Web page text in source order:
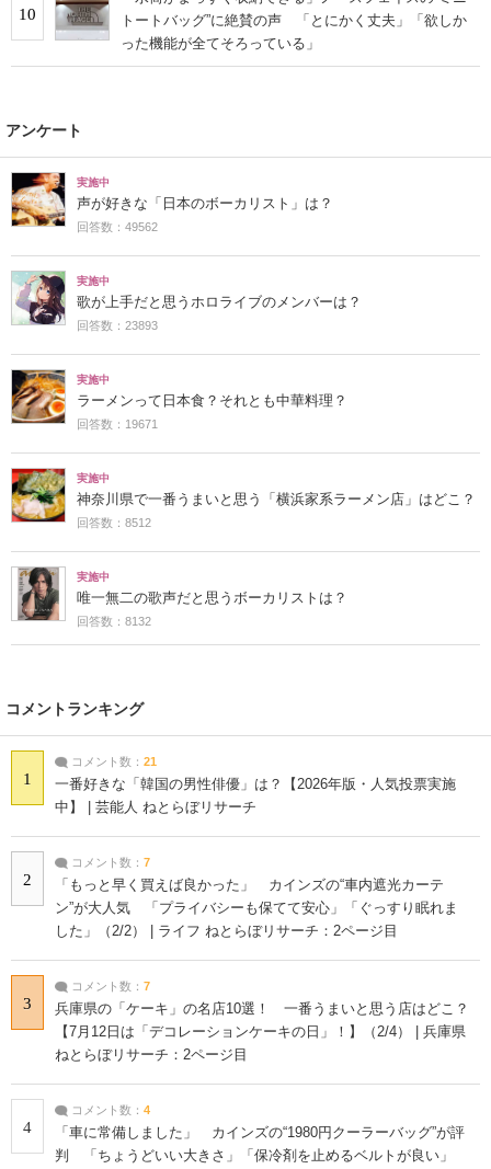
10
トートバッグ”に絶賛の声 「とにかく丈夫」「欲しか
った機能が全てそろっている」
アンケート
実施中
声が好きな「日本のボーカリスト」は？
回答数：49562
実施中
歌が上手だと思うホロライブのメンバーは？
回答数：23893
実施中
ラーメンって日本食？それとも中華料理？
回答数：19671
実施中
神奈川県で一番うまいと思う「横浜家系ラーメン店」はどこ？
回答数：8512
実施中
唯一無二の歌声だと思うボーカリストは？
回答数：8132
コメントランキング
1
コメント数： 21
一番好きな「韓国の男性俳優」は？【2026年版・人気投票実施
中】 | 芸能人 ねとらぼリサーチ
2
コメント数： 7
「もっと早く買えば良かった」 カインズの“車内遮光カーテ
ン”が大人気 「プライバシーも保てて安心」「ぐっすり眠れま
した」（2/2） | ライフ ねとらぼリサーチ：2ページ目
3
コメント数： 7
兵庫県の「ケーキ」の名店10選！ 一番うまいと思う店はどこ？
【7月12日は「デコレーションケーキの日」！】（2/4） | 兵庫県
ねとらぼリサーチ：2ページ目
4
コメント数： 4
「車に常備しました」 カインズの“1980円クーラーバッグ”が評
判 「ちょうどいい大きさ」「保冷剤を止めるベルトが良い」